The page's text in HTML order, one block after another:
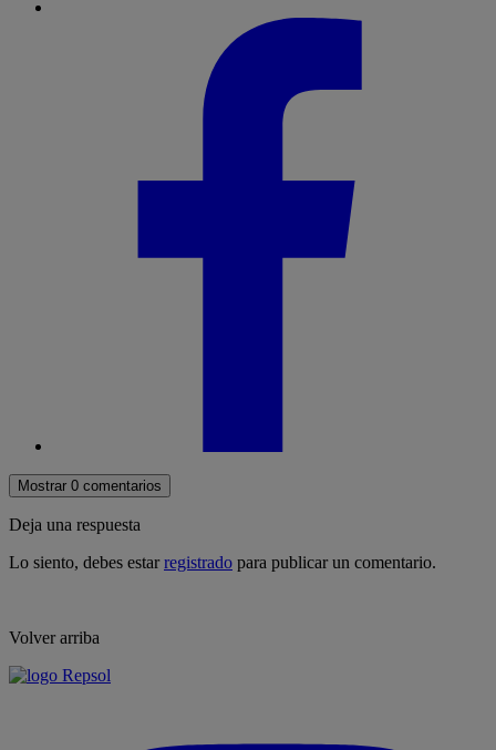
Mostrar 0 comentarios
Deja una respuesta
Lo siento, debes estarregistrado para publicar un comentario.
Volver arriba